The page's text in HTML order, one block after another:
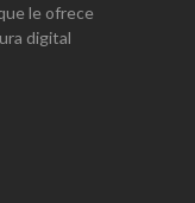
le ofrece
digital